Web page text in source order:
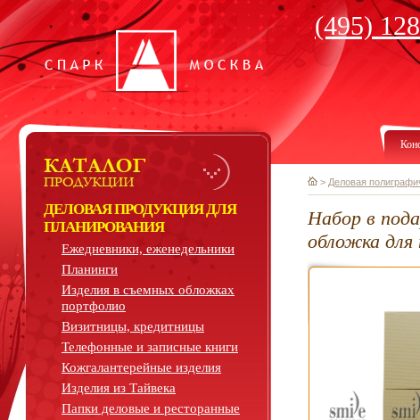
(495)
ДЕЛОВАЯ ПРОДУКЦИЯ ДЛЯ
ПЛАНИРОВАНИЯ
Ежедневники, еженедельники
Планинги
Изделия в съемных обложках
портфолио
Визитницы, кредитницы
Телефонные и записные книги
Кожгалантерейные изделия
Изделия из Тайвека
Папки деловые и ресторанные
> Деловая
Набор в
обложка для